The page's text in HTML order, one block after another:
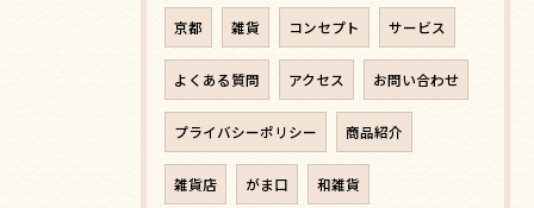
京都 雑貨 コンセプト サービス
よくある質問 アクセス お問い合わせ
プライバシーポリシー 商品紹介
雑貨店 がま口 和雑貨